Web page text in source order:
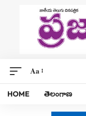
Aa
HOME తెలంగాణ